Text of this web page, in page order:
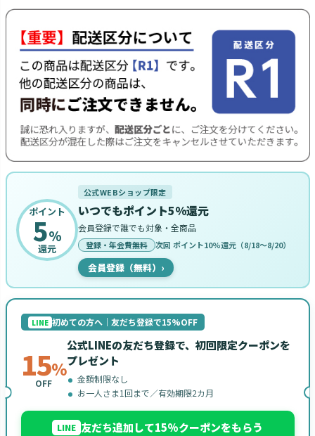
ポイント
5%
還元
公式WEBショップ限定
いつでもポイント5%還元
会員登録で誰でも対象・全商品
登録・年会費無料 次回 ポイント10%還元（8/18〜8/20）
会員登録（無料） ›
LINE 初めての方へ｜友だち登録で15%OFF
15%
OFF
公式LINEの友だち登録で、初回限定クーポンを
プレゼント
金額制限なし
お一人さま1回まで／有効期限2カ月
LINE 友だち追加して15%クーポンをもらう